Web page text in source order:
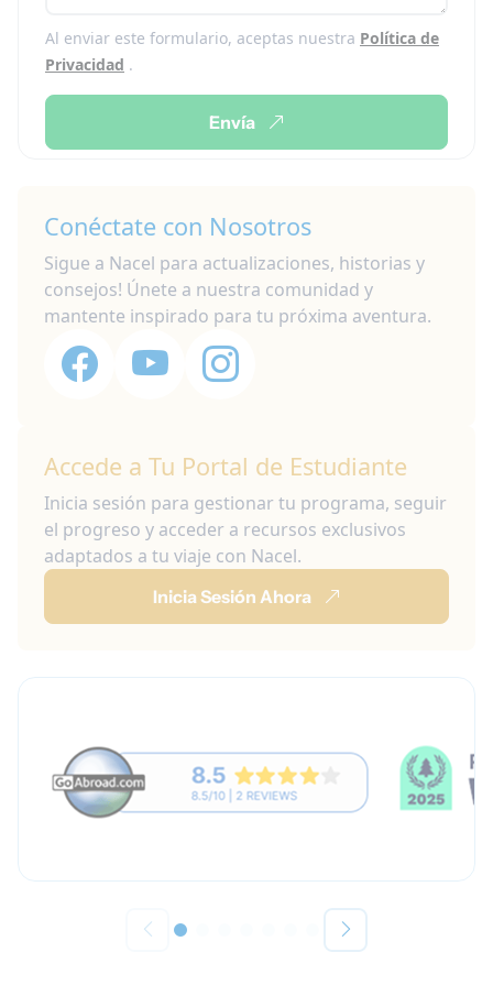
Al enviar este formulario, aceptas nuestra Política de
Privacidad .
Envía
Conéctate con Nosotros
Sigue a Nacel para actualizaciones, historias y
consejos! Únete a nuestra comunidad y
mantente inspirado para tu próxima aventura.
Accede a Tu Portal de Estudiante
Inicia sesión para gestionar tu programa, seguir
el progreso y acceder a recursos exclusivos
adaptados a tu viaje con Nacel.
Inicia Sesión Ahora